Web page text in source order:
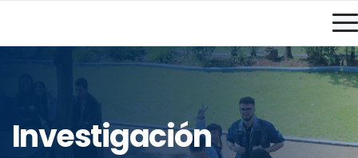
Investigación